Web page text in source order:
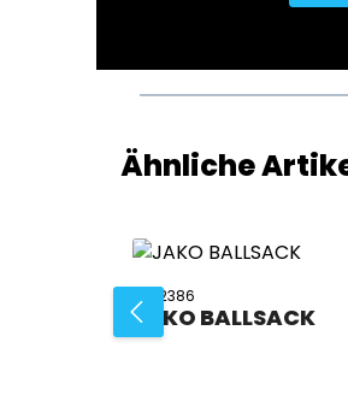
Produktgalerie
Ähnliche
JA-2386
JAKO BALLSACK